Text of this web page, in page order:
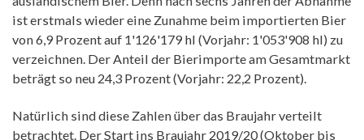
ist erstmals wieder eine Zunahme beim importierten Bier
von 6,9 Prozent auf 1'126'179 hl (Vorjahr: 1'053'908 hl) zu
verzeichnen. Der Anteil der Bierimporte am Gesamtmarkt
beträgt so neu 24,3 Prozent (Vorjahr: 22,2 Prozent).
Natürlich sind diese Zahlen über das Braujahr verteilt
betrachtet. Der Start ins Braujahr 2019/20 (Oktober bis